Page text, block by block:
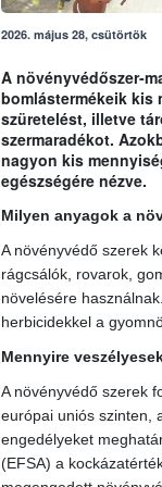
2026. május 28, csütörtök
A növényvédőszer-
bomlástermékeik kis
szüretelést, illetve
szermaradékot.
nagyon kis
egészségére nézve.
Milyen anyagok a
A növényvédő szerek
rágcsálók, rovarok,
növelésére
herbicidekkel a
Mennyire
A növényvédő szerek
európai uniós szinten,
engedélyeket
(EFSA) a